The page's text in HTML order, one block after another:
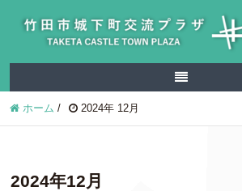
ホーム / 2024年 12月
2024年12月